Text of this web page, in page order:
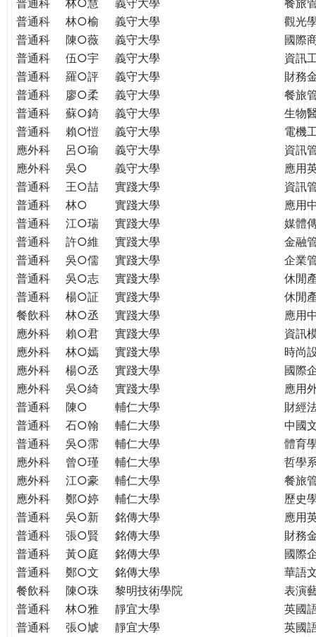
普通科
林○榆 義守大學
觀光
普通科
陳○薇 義守大學
國際
普通科
伍○宇 義守大學
資訊
普通科
羅○評 義守大學
財務
普通科
廖○柔 義守大學
餐旅
普通科
蘇○錡 義守大學
生物
普通科
賴○愷 義守大學
電機
應外科
呂○瑜 義守大學
資訊
應外科
吳○ 義守大學
應用
普通科
王○喆 實踐大學
資訊
普通科
林○ 實踐大學
應用
普通科
江○瑞 實踐大學
媒體
普通科
許○維 實踐大學
金融
普通科
吳○儒 實踐大學
企業
普通科
吳○志 實踐大學
休閒
普通科
楊○証 實踐大學
休閒
餐飲科
林○丞 實踐大學
應用
應外科
賴○君 實踐大學
資訊
應外科
林○嫣 實踐大學
時尚
應外科
楊○丞 實踐大學
國際
應外科
吳○綺 實踐大學
應用
普通科
陳○ 輔仁大學
財經
普通科
石○翰 輔仁大學
中國
普通科
吳○霈 輔仁大學
體育
應外科
曾○瑾 輔仁大學
哲學
應外科
江○豪 輔仁大學
餐旅
應外科
鄭○婷 輔仁大學
歷史
普通科
吳○新 銘傳大學
應用
普通科
張○賢 銘傳大學
財務
普通科
黃○庭 銘傳大學
國際
普通科
鄭○文 銘傳大學
華語
餐飲科
陳○珠 黎明技術學院
表演
普通科
林○雅 靜宜大學
英國
普通科
張○虓 靜宜大學
英國